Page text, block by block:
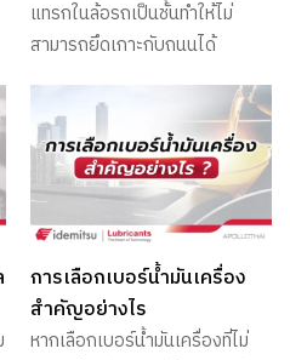
แทรกในล้อรถเป็นชั้นทำให้ไม่
สามารถยึดเกาะกับถนนได้
การเลือกเบอร์น้ำมันเครื่อง
สำคัญอย่างไร
หากเลือกเบอร์น้ำมันเครื่องที่ไม่